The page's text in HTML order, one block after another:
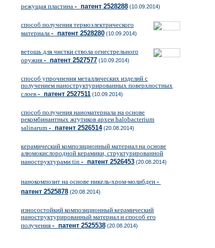
режущая пластина - патент 2528288 (10.09.2014)
способ получения термоэлектрического
материала - патент 2528280 (10.09.2014)
ветошь для чистки ствола огнестрельного
оружия - патент 2527577 (10.09.2014)
способ упрочнения металлических изделий с
получением наноструктурированных поверхностных
слоев - патент 2527511 (10.09.2014)
способ получения наноматериала на основе
рекомбинантных жгутиков археи halobacterium
salinarum - патент 2526514(20.08.2014)
керамический композиционный материал на основе
алюмокислородной керамики, структурированной
наноструктурами tin - патент 2526453 (20.08.2014)
нанокомпозит на основе никель-хром-молибден -
патент 2525878 (20.08.2014)
износостойкий композиционный керамический
наноструктурированный материал и способ его
получения - патент 2525538 (20.08.2014)